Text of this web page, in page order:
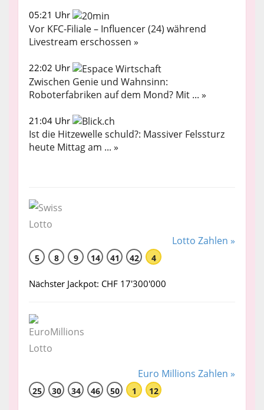
05:21 Uhr
Vor KFC-Filiale – Influencer (24) während
Livestream erschossen »
22:02 Uhr
Zwischen Genie und Wahnsinn:
Roboterfabriken auf dem Mond? Mit ... »
21:04 Uhr
Ist die Hitzewelle schuld?: Massiver Felssturz
heute Mittag am ... »
Lotto Zahlen »
5 8 9 14 41 42 4
Nächster Jackpot: CHF 17'300'000
Euro Millions Zahlen »
25 30 34 46 50 1 12